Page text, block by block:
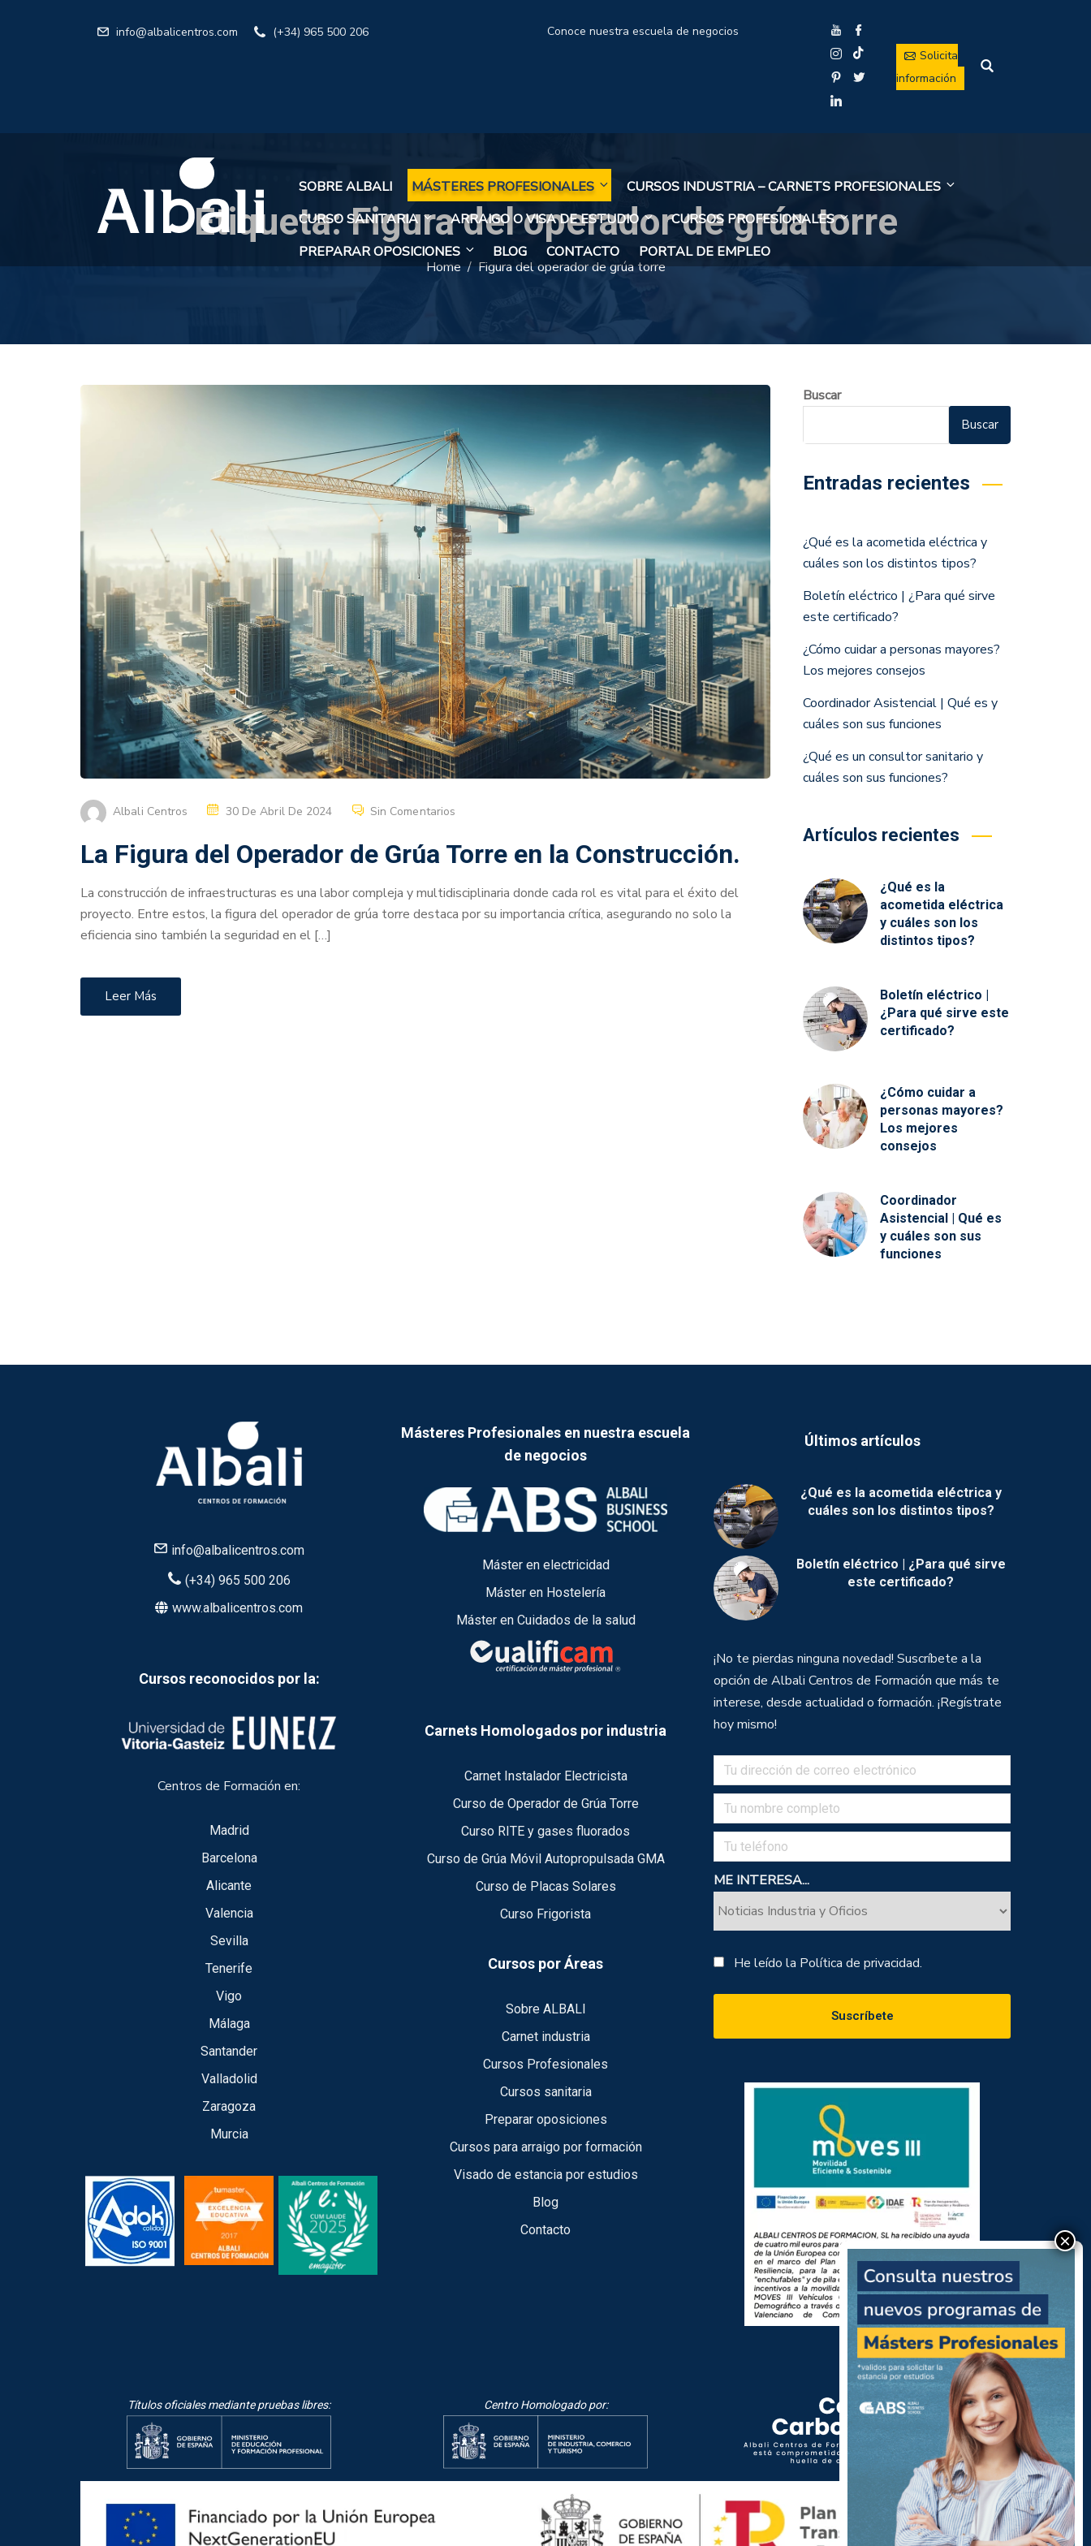
info@albalicentros.com (+34) 965 500 206
Conoce nuestra escuela de negocios
Solicita
información
SOBRE ALBALI MÁSTERES PROFESIONALES
CURSOS INDUSTRIA – CARNETS PROFESIONALES
CURSO SANITARIA
ARRAIGO O VISA DE ESTUDIO
CURSOS PROFESIONALES
PREPARAR OPOSICIONES
BLOG CONTACTO PORTAL DE EMPLEO
Etiqueta:Figura del operador de grúa torre
Home Figura del operador de grúa torre
Albali Centros 30 De Abril De 2024 Sin Comentarios
La Figura del Operador de Grúa Torre en la Construcción.
La construcción de infraestructuras es una labor compleja y multidisciplinaria donde cada rol es vital para el éxito del
proyecto. Entre estos, la figura del operador de grúa torre destaca por su importancia crítica, asegurando no solo la
eficiencia sino también la seguridad en el […]
Leer Más
Buscar
Buscar
Entradas recientes
¿Qué es la acometida eléctrica y
cuáles son los distintos tipos?
Boletín eléctrico | ¿Para qué sirve
este certificado?
¿Cómo cuidar a personas mayores?
Los mejores consejos
Coordinador Asistencial | Qué es y
cuáles son sus funciones
¿Qué es un consultor sanitario y
cuáles son sus funciones?
Artículos recientes
¿Qué es la
acometida eléctrica
y cuáles son los
distintos tipos?
Boletín eléctrico |
¿Para qué sirve este
certificado?
¿Cómo cuidar a
personas mayores?
Los mejores
consejos
Coordinador
Asistencial | Qué es
y cuáles son sus
funciones
info@albalicentros.com
(+34) 965 500 206
www.albalicentros.com
Cursos reconocidos por la:
Centros de Formación en:
Madrid
Barcelona
Alicante
Valencia
Sevilla
Tenerife
Vigo
Málaga
Santander
Valladolid
Zaragoza
Murcia
Másteres Profesionales en nuestra escuela
de negocios
Máster en electricidad
Máster en Hostelería
Máster en Cuidados de la salud
Carnets Homologados por industria
Carnet Instalador Electricista
Curso de Operador de Grúa Torre
Curso RITE y gases fluorados
Curso de Grúa Móvil Autopropulsada GMA
Curso de Placas Solares
Curso Frigorista
Cursos por Áreas
Sobre ALBALI
Carnet industria
Cursos Profesionales
Cursos sanitaria
Preparar oposiciones
Cursos para arraigo por formación
Visado de estancia por estudios
Blog
Contacto
Últimos artículos
¿Qué es la acometida eléctrica y
cuáles son los distintos tipos?
Boletín eléctrico | ¿Para qué sirve
este certificado?
¡No te pierdas ninguna novedad! Suscríbete a la
opción de Albali Centros de Formación que más te
interese, desde actualidad o formación. ¡Regístrate
hoy mismo!
ME INTERESA...
He leído la Política de privacidad.
Títulos oficiales mediante pruebas libres: Centro Homologado por: